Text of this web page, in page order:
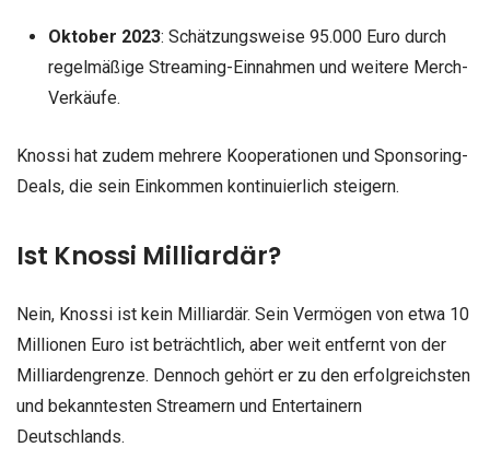
Oktober 2023: Schätzungsweise 95.000 Euro durch
regelmäßige Streaming-Einnahmen und weitere Merch-
Verkäufe.
Knossi hat zudem mehrere Kooperationen und Sponsoring-
Deals, die sein Einkommen kontinuierlich steigern.
Ist Knossi Milliardär?
Nein, Knossi ist kein Milliardär. Sein Vermögen von etwa 10
Millionen Euro ist beträchtlich, aber weit entfernt von der
Milliardengrenze. Dennoch gehört er zu den erfolgreichsten
und bekanntesten Streamern und Entertainern
Deutschlands.